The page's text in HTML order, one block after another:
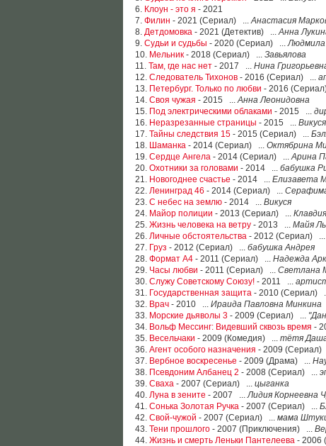
6. Клоун - это я - 2021
7. Филин - 2021 (Сериал) ...Анастасия
8. Детдомовка - 2021 (Детектив) ...Анна
9. Судьи и судьбы - 2020 (Сериал) ...Людмила
10. Мельник - 2018 (Сериал) ... Завьялова
11. Там, где нас нет - 2017 ... Нина
12. Следователь Тихонов - 2016 (Сериал) ...
13. Петербург. Только по любви - 2016
14. Своя чужая - 2015 ...Анна Леонидовна
15. Под электрическими облаками - 2015 ...
16. Неразрезанные страницы - 2015 ... Викуся
17. Тайны следствия 15 - 2015 (Сериал) ...
18. Шаманка - 2014 (Сериал) ... Октябрина
19. Сердце Ангела - 2014 (Сериал) ...Арина
20. Охотники за головами - 2014 ... бабушка
21. Новогоднее счастье - 2014 ... Елизавета
22. Ленинград 46 - 2014 (Сериал) ...
23. С небес на землю - 2014 ... Викуся
24. Майор полиции - 2013 (Сериал) ...
25. Жизнь человека на ветру - 2013 ... Майя
26. Личные обстоятельства - 2012 (Сериал)
27. Груз - 2012 (Сериал) ... бабушка Андрея
28. Формат А4 - 2011 (Сериал) ... Надежда
29. Часы любви - 2011 (Сериал) ... Светлана
30. Служу Советскому Союзу! - 2011 ...
31. Государственная защита - 2010 (Сериал)
32. Врач - 2010 ... Ираида Павловна Минкина
33. Морские дьяволы 3 - 2009 (Сериал) ...
34. Вольф Мессинг: Видевший сквозь время -
35. Весельчаки - 2009 (Комедия) ... тётя
36. Агент особого назначения - 2009
37. Вербное воскресенье - 2009 (Драма) ...
38. Псевдоним Албанец 2 - 2008 (Сериал) ...
39. Сваха - 2007 (Сериал) ... цыганка
40. Луна в зените - 2007 ...Лидия Корнеевна
41. Сонька Золотая Ручка - 2007 (Сериал) ...
42. Свой-чужой - 2007 (Сериал) ... мама
43. Тени прошлого - 2007 (Приключения) ...
44. Жизнь и смерть Леньки Пантелеева - 2006